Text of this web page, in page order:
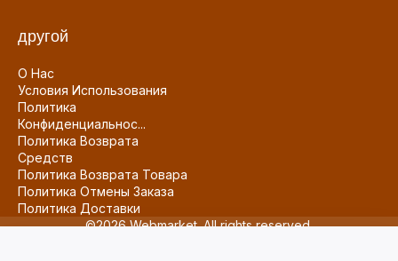
другой
О Нас
Условия Использования
Политика
Конфиденциальнос...
Политика Возврата
Средств
Политика Возврата Товара
Политика Отмены Заказа
Политика Доставки
©2026 Webmarket. All rights reserved.